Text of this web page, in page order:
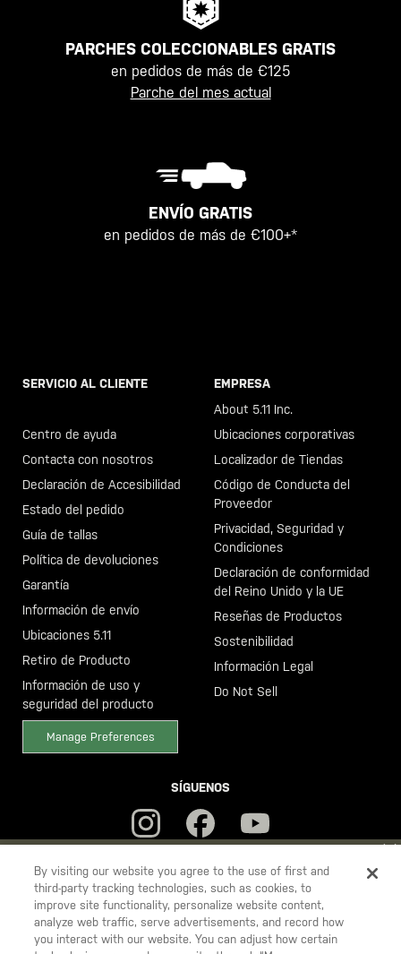
YOU ARE SHOPPING ON OURESPAÑA SITE. WOULD YOU LIKE
TO SHIP TO ANOTHER COUNTRY?
STAY ONESPAÑA
PARCHES COLECCIONABLES GRATIS
en pedidos de más de €125
Parche del mes actual
ENVÍO GRATIS
en pedidos de más de €100+*
SERVICIO AL CLIENTE
Centro de ayuda
Contacta con nosotros
Declaración de Accesibilidad
Estado del pedido
Guía de tallas
Política de devoluciones
Garantía
Información de envío
Ubicaciones 5.11
Retiro de Producto
Información de uso y
seguridad del producto
Manage Preferences
EMPRESA
About 5.11 Inc.
Ubicaciones corporativas
Localizador de Tiendas
Código de Conducta del
Proveedor
Privacidad, Seguridad y
Condiciones
Declaración de conformidad
del Reino Unido y la UE
Reseñas de Productos
Sostenibilidad
Información Legal
Do Not Sell
SÍGUENOS
5.11
Tactical
By visiting our website you agree to the use of first and
third-party tracking technologies, such as cookies, to
improve site functionality, personalize website content,
analyze web traffic, serve advertisements, and record how
you interact with our website. You can adjust how certain